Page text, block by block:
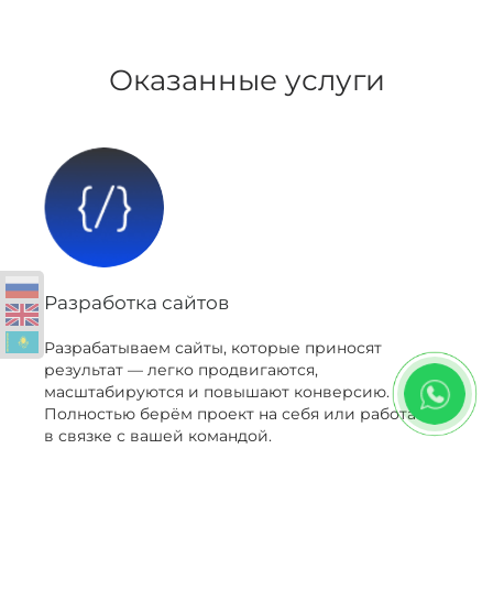
Оказанные услуги
Разработка сайтов
Разрабатываем сайты, которые приносят
результат — легко продвигаются,
масштабируются и повышают конверсию.
Полностью берём проект на себя или работаем
в связке с вашей командой.